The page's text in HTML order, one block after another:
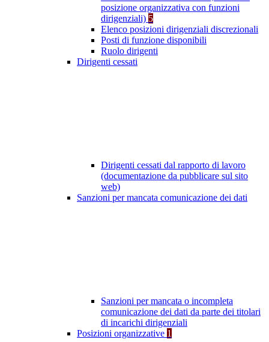
posizione organizzativa con funzioni
dirigenziali) 5
Elenco posizioni dirigenziali discrezionali
Posti di funzione disponibili
Ruolo dirigenti
Dirigenti cessati
Dirigenti cessati dal rapporto di lavoro
(documentazione da pubblicare sul sito
web)
Sanzioni per mancata comunicazione dei dati
Sanzioni per mancata o incompleta
comunicazione dei dati da parte dei titolari
di incarichi dirigenziali
Posizioni organizzative 1